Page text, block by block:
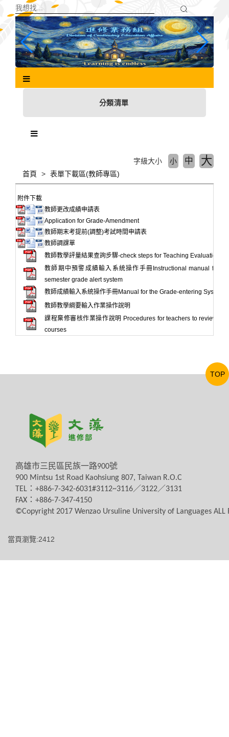
主
分類清單
首頁 表單下載區(教師專區)
字級大小 小 中 大
附件下載
教師更改成績申請表
Application for Grade-Amendment
教師期末考提前(調整)考試時間申請表
教師調課單
教師教學評量結果查詢步驟-check steps for Teaching Evaluation
教師期中預警成績輸入系統操作手冊Instructional manual for
semester grade alert system
教師成績輸入系統操作手冊Manual for the Grade-entering System
教師教學綱要輸入作業操作說明
課程棄修審核作業操作說明 Procedures for teachers to review
courses
高雄市三民區民族一路900號
900 Mintsu 1st Road Kaohsiung 807, Taiwan R.O.C
TEL ： +886-7-342-6031#3112~3116／ 3122／ 3131
FAX ： +886-7-347-4150
©Copyright 2017 Wenzao Ursuline University of Languages ALL
當頁瀏覽:2412
TOP